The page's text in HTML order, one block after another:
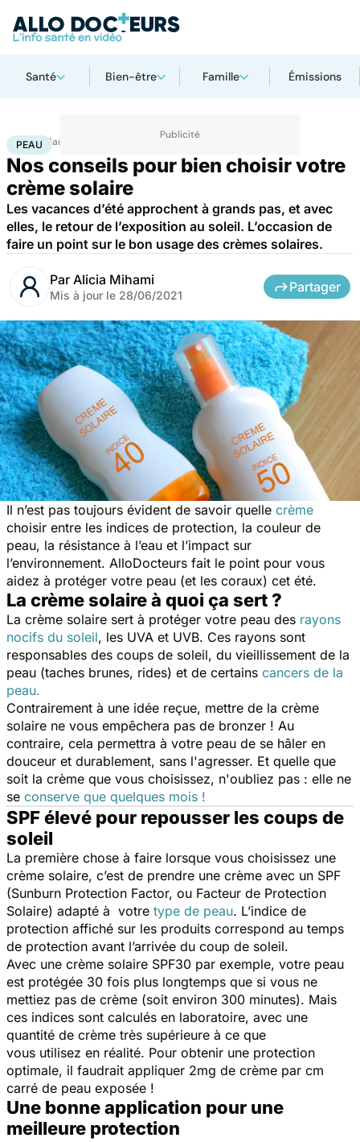
Santé Bien-être Famille Émissions
Accueil Santé
PEAU
Nos conseils pour bien choisir votre
crème solaire
Les vacances d’été approchent à grands pas, et avec
elles, le retour de l’exposition au soleil. L’occasion de
faire un point sur le bon usage des crèmes solaires.
Par Alicia Mihami
Mis à jour le 28/06/2021
Partager
Il n’est pas toujours évident de savoir quelle crème
choisir entre les indices de protection, la couleur de
peau, la résistance à l’eau et l’impact sur
l’environnement. AlloDocteurs fait le point pour vous
aidez à protéger votre peau (et les coraux) cet été.
La crème solaire à quoi ça sert ?
La crème solaire sert à protéger votre peau des rayons
nocifs du soleil, les UVA et UVB. Ces rayons sont
responsables des coups de soleil, du vieillissement de la
peau (taches brunes, rides) et de certains cancers de la
peau.
Contrairement à une idée reçue, mettre de la crème
solaire ne vous empêchera pas de bronzer ! Au
contraire, cela permettra à votre peau de se hâler en
douceur et durablement, sans l'agresser. Et quelle que
soit la crème que vous choisissez, n'oubliez pas : elle ne
se conserve que quelques mois !
SPF élevé pour repousser les coups de
soleil
La première chose à faire lorsque vous choisissez une
crème solaire, c’est de prendre une crème avec un SPF
(Sunburn Protection Factor, ou Facteur de Protection
Solaire) adapté à votre type de peau. L’indice de
protection affiché sur les produits correspond au temps
de protection avant l’arrivée du coup de soleil.
Avec une crème solaire SPF30 par exemple, votre peau
est protégée 30 fois plus longtemps que si vous ne
mettiez pas de crème (soit environ 300 minutes). Mais
ces indices sont calculés en laboratoire, avec une
quantité de crème très supérieure à ce que
vous utilisez en réalité. Pour obtenir une protection
optimale, il faudrait appliquer 2mg de crème par cm
carré de peau exposée !
Une bonne application pour une
meilleure protection